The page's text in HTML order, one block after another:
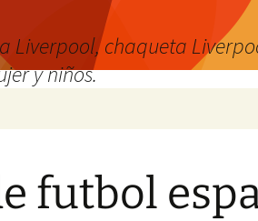
Liverpool, chaqueta
y niños.
futbol